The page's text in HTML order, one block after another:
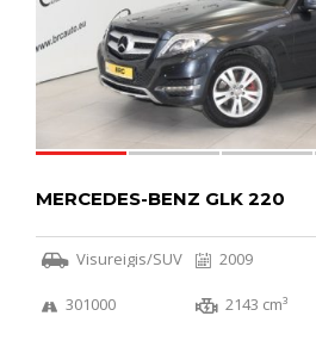
MERCEDES-BENZ GLK 220
Visureigis/SUV 2009
301000 2143 cm³